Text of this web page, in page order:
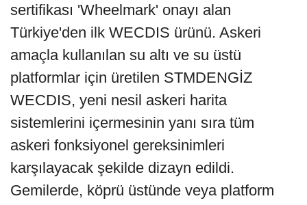
sertifikası 'Wheelmark' onayı alan
Türkiye'den ilk WECDIS ürünü. Askeri
amaçla kullanılan su altı ve su üstü
platformlar için üretilen STMDENGİZ
WECDIS, yeni nesil askeri harita
sistemlerini içermesinin yanı sıra tüm
askeri fonksiyonel gereksinimleri
karşılayacak şekilde dizayn edildi.
Gemilerde, köprü üstünde veya platform